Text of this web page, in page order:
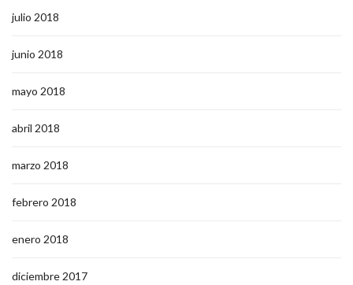
julio 2018
junio 2018
mayo 2018
abril 2018
marzo 2018
febrero 2018
enero 2018
diciembre 2017